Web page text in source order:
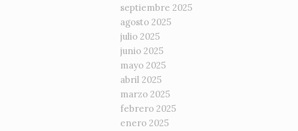
septiembre 2025
agosto 2025
julio 2025
junio 2025
mayo 2025
abril 2025
marzo 2025
febrero 2025
enero 2025